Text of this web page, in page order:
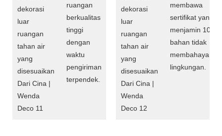
ruangan
berkualitas
tinggi
dengan
waktu
pengiriman
terpendek.
membawa
sertifikat yang
menjamin 100%
bahan tidak
membahayakan
lingkungan.